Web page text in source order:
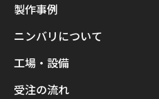
製作事例
ニンバリについて
工場・設備
受注の流れ